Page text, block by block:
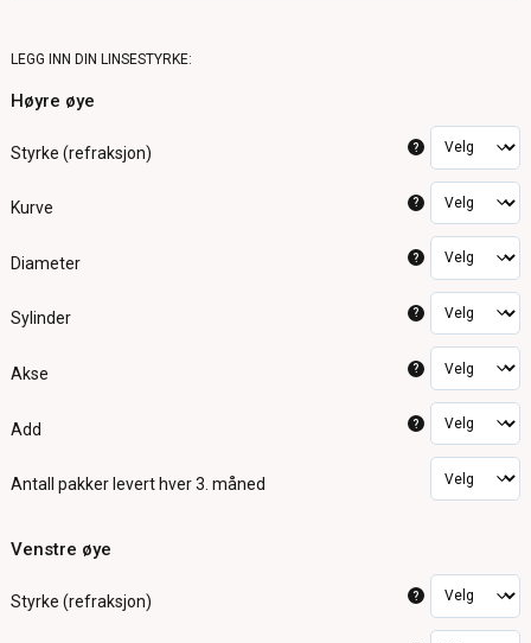
LEGG INN DIN LINSESTYRKE:
Høyre øye
Styrke (refraksjon) ?
Kurve ?
Diameter ?
Sylinder ?
Akse ?
Add ?
Antall pakker levert hver 3. måned
Venstre øye
Styrke (refraksjon) ?